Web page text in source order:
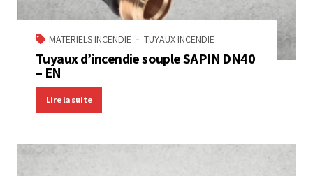
MATERIELS INCENDIE TUYAUX INCENDIE
Tuyaux d’incendie souple SAPIN DN40
– EN
Lire la suite